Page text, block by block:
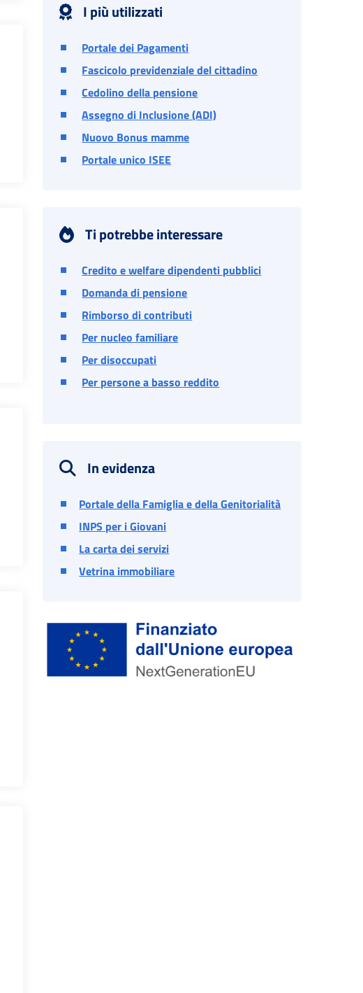
I più utilizzati
Portale dei Pagamenti
Fascicolo previdenziale del cittadino
Cedolino della pensione
Assegno di Inclusione (ADI)
Nuovo Bonus mamme
Portale unico ISEE
Ti potrebbe interessare
Credito e welfare dipendenti pubblici
Domanda di pensione
Rimborso di contributi
Per nucleo familiare
Per disoccupati
Per persone a basso reddito
In evidenza
Portale della Famiglia e della Genitorialità
INPS per i Giovani
La carta dei servizi
Vetrina immobiliare